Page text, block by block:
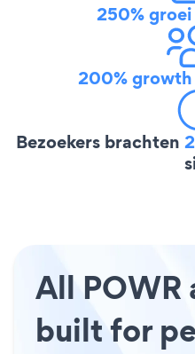
250% groei
200% growth
Bezoekers brachten
All POWR
built for